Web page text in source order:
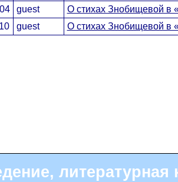
guest
О стихах Знобищевой в
guest О стихах Знобищевой в
литературная